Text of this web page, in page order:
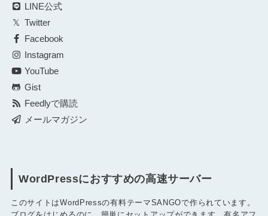
LINE公式
Twitter
Facebook
Instagram
YouTube
Gist
Feedlyで購読
メールマガジン
WordPressにおすすめの高速サーバー
このサイトはWordPressの有料テーマSANGOで作られています。